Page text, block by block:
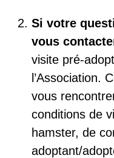
Si votre
vous
visite pré-
l’Association.
vous
conditions de
hamster, de
adoptant/